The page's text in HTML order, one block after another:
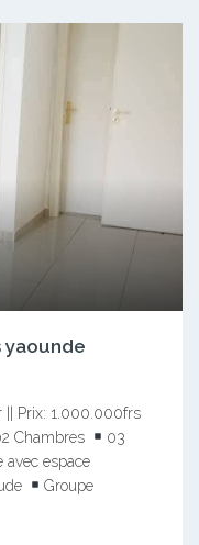
yaounde
|| Prix: 1.000.000frs
Chambres
03
avec espace
Groupe